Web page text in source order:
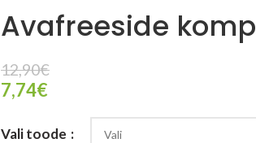
Avafreeside
12,90€
7,74€
Vali toode